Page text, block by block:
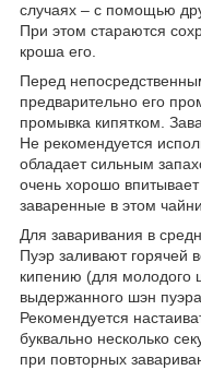
случаях – с помощью
При этом стараются
кроша его.
Перед
предварительно его
промывка кипятком.
Не рекомендуется
обладает сильным
очень хорошо впитывает
заваренные в этом
Для заваривания в
Пуэр заливают горячей
кипению (для молодого
выдержанного шэн
Рекомендуется
буквально несколько
при повторных